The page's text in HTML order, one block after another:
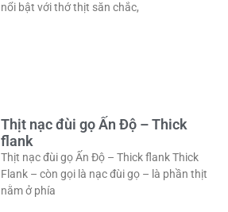
nổi bật với thớ thịt săn chắc,
Thịt nạc đùi gọ Ấn Độ – Thick
flank
Thịt nạc đùi gọ Ấn Độ – Thick flank Thick
Flank – còn gọi là nạc đùi gọ – là phần thịt
nằm ở phía